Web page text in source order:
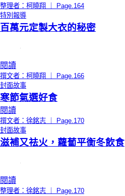
整理者：柯曉翔 ｜ Page.164
特別報導
百萬元定製大衣的秘密
閱讀
撰文者：柯曉翔 ｜ Page.166
封面故事
寒節氣選好食
閱讀
撰文者：徐銘志 ｜ Page.170
封面故事
滋補又祛火，蘿蔔平衡冬飲食
閱讀
整理者：徐銘志 ｜ Page.170